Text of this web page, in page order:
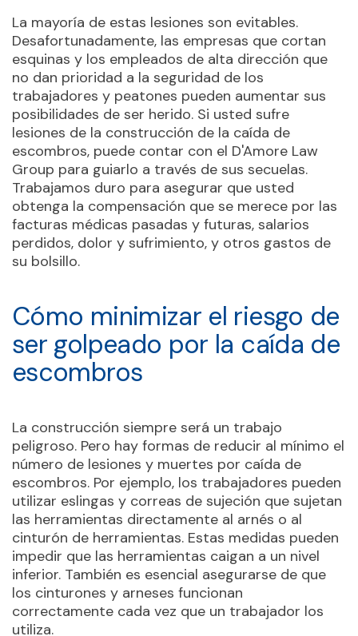
La mayoría de estas lesiones son evitables.
Desafortunadamente, las empresas que cortan
esquinas y los empleados de alta dirección que
no dan prioridad a la seguridad de los
trabajadores y peatones pueden aumentar sus
posibilidades de ser herido. Si usted sufre
lesiones de la construcción de la caída de
escombros, puede contar con el D'Amore Law
Group para guiarlo a través de sus secuelas.
Trabajamos duro para asegurar que usted
obtenga la compensación que se merece por las
facturas médicas pasadas y futuras, salarios
perdidos, dolor y sufrimiento, y otros gastos de
su bolsillo.
Cómo minimizar el riesgo de
ser golpeado por la caída de
escombros
La construcción siempre será un trabajo
peligroso. Pero hay formas de reducir al mínimo el
número de lesiones y muertes por caída de
escombros. Por ejemplo, los trabajadores pueden
utilizar eslingas y correas de sujeción que sujetan
las herramientas directamente al arnés o al
cinturón de herramientas. Estas medidas pueden
impedir que las herramientas caigan a un nivel
inferior. También es esencial asegurarse de que
los cinturones y arneses funcionan
correctamente cada vez que un trabajador los
utiliza.